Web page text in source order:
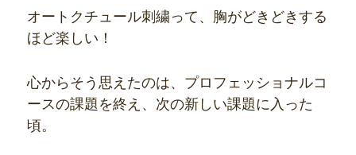
オートクチュール刺繍って、胸がどきどきする
ほど楽しい！
心からそう思えたのは、プロフェッショナルコ
ースの課題を終え、次の新しい課題に入った
頃。